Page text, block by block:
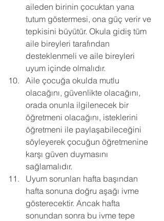
aileden birinin çocuktan yana
tutum göstermesi, ona güç verir ve
tepkisini büyütür. Okula gidiş tüm
aile bireyleri tarafından
desteklenmeli ve aile bireyleri
uyum içinde olmalıdır.
Aile çocuğa okulda mutlu
olacağını, güvenlikte olacağını,
orada onunla ilgilenecek bir
öğretmeni olacağını, isteklerini
öğretmeni ile paylaşabileceğini
söyleyerek çocuğun öğretmenine
karşı güven duymasını
sağlamalıdır.
Uyum sorunları hafta başından
hafta sonuna doğru aşağı ivme
gösterecektir. Ancak hafta
sonundan sonra bu ivme tepe